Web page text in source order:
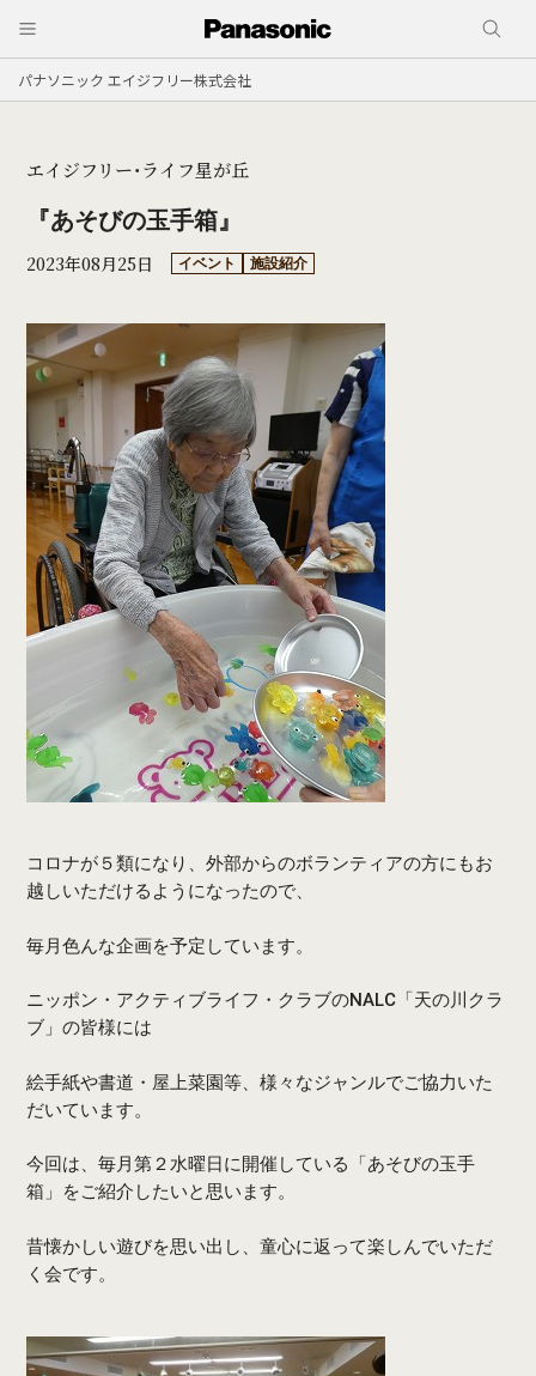
パナソニック エイジフリー株式会社
エイジフリー・ライフ星が丘
『あそびの玉手箱』
2023年08月25日 イベント 施設紹介
コロナが５類になり、外部からのボランティアの方にもお
越しいただけるようになったので、
毎月色んな企画を予定しています。
ニッポン・アクティブライフ・クラブのNALC「天の川クラ
ブ」の皆様には
絵手紙や書道・屋上菜園等、様々なジャンルでご協力いた
だいています。
今回は、毎月第２水曜日に開催している「あそびの玉手
箱」をご紹介したいと思います。
昔懐かしい遊びを思い出し、童心に返って楽しんでいただ
く会です。